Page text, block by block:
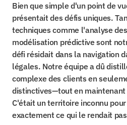
Bien que simple d'un point de
présentait des défis uniques.
techniques comme l'analyse
modélisation prédictive sont
défi résidait dans la navigation
légales. Notre équipe a dû
complexe des clients en
distinctives—tout en
C'était un territoire inconnu
exactement ce qui le rendait